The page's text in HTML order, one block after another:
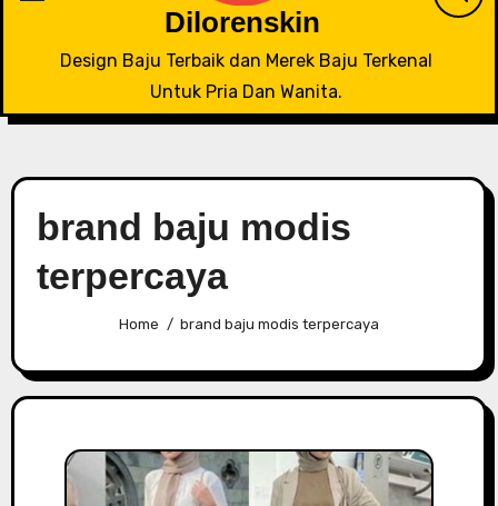
Dilorenskin
Design Baju Terbaik dan Merek Baju Terkenal
Untuk Pria Dan Wanita.
brand baju modis
terpercaya
Home brand baju modis terpercaya